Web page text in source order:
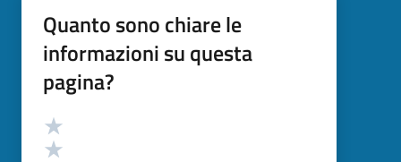
Quanto sono chiare le
informazioni su questa
pagina?
Valutazione